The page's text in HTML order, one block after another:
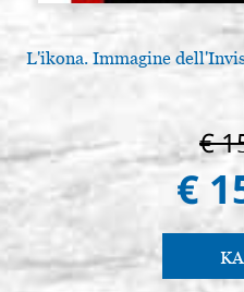
L'ikona. Immagine
€
€